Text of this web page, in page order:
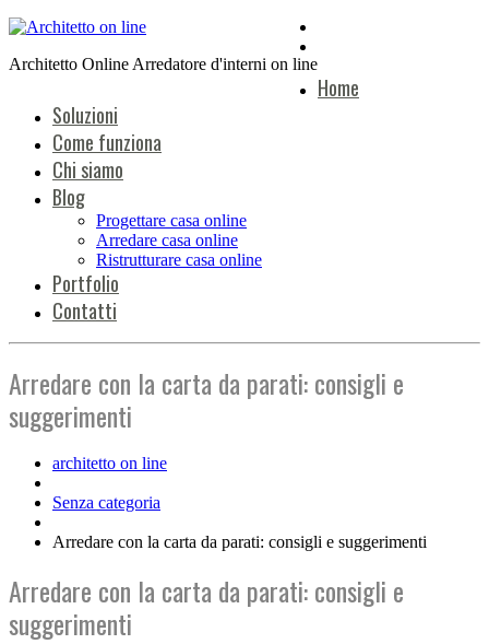
Architetto Online Arredatore d'interni on line
Home
Soluzioni
Come funziona
Chi siamo
Blog
Progettare casa online
Arredare casa online
Ristrutturare casa online
Portfolio
Contatti
Arredare con la carta da parati: consigli e
suggerimenti
architetto on line
Senza categoria
Arredare con la carta da parati: consigli e suggerimenti
Arredare con la carta da parati: consigli e
suggerimenti